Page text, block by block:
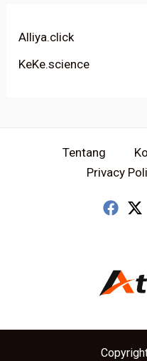
Alliya.click
KeKe.science
Tentang
Privacy